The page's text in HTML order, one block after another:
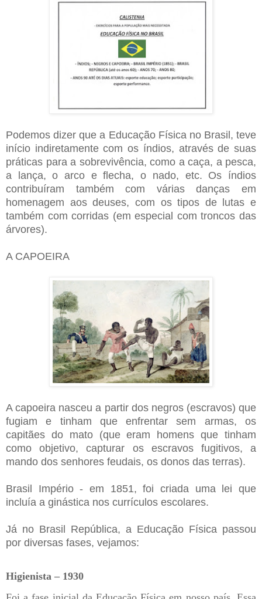
Podemos dizer que a Educação Física no Brasil, teve
início indiretamente com os índios, através de suas
práticas para a sobrevivência, como a caça, a pesca,
a lança, o arco e flecha, o nado, etc. Os índios
contribuíram também com várias danças em
homenagem aos deuses, com os tipos de lutas e
também com corridas (em especial com troncos das
árvores).
A CAPOEIRA
A capoeira nasceu a partir dos negros (escravos) que
fugiam e tinham que enfrentar sem armas, os
capitães do mato (que eram homens que tinham
como objetivo, capturar os escravos fugitivos, a
mando dos senhores feudais, os donos das terras).
Brasil Império - em 1851, foi criada uma lei que
incluía a ginástica nos currículos escolares.
Já no Brasil República, a Educação Física passou
por diversas fases, vejamos:
Higienista – 1930